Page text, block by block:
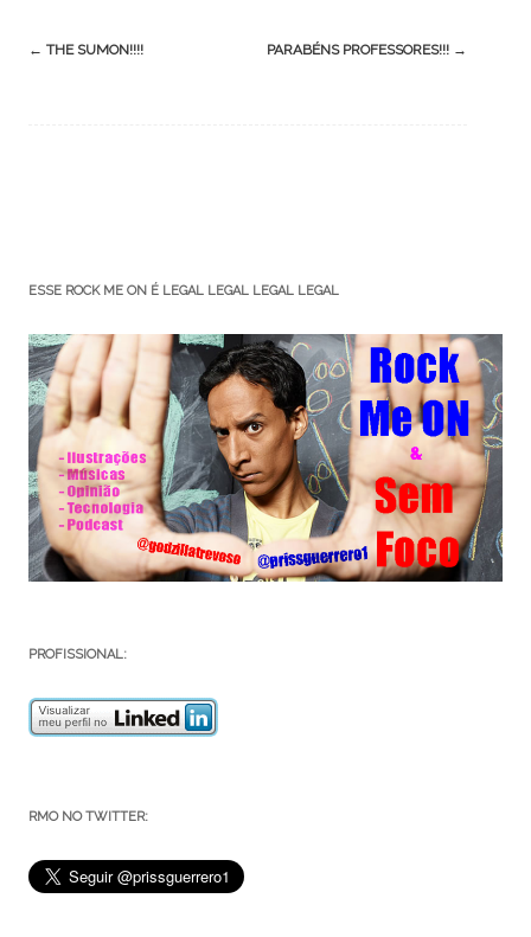
Post
← THE SUMON!!!! PARABÉNS PROFESSORES!!! →
ESSE ROCK ME ON É LEGAL LEGAL LEGAL LEGAL
PROFISSIONAL:
RMO NO TWITTER: